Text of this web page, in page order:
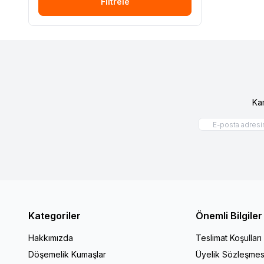
(1)
Sunbrella Solids Döşemelik Lıme Sja
3936 137
Sunbrella Solids Döşemelik Carbon Sja
3906 137
Sunbrella Solids Döşemelik Nacre Sja
Kategoriler
Hakkımızda
Döşemelik Kumaşlar
Önemli Bilgiler
Teslimat Koşulları
Üyelik